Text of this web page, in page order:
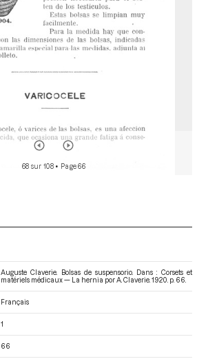
68 sur 108 • Page 66
Auguste Claverie. Bolsas de suspensorio. Dans : Corsets et
matériels médicaux — La hernia por A. Claverie . 1920. p. 66.
Français
1
66